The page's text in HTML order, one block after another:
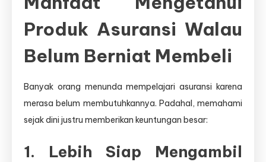
Produk Asuransi Walau
Belum Berniat Membeli
Banyak orang menunda mempelajari asuransi karena
merasa belum membutuhkannya. Padahal, memahami
sejak dini justru memberikan keuntungan besar:
1. Lebih Siap Mengambil